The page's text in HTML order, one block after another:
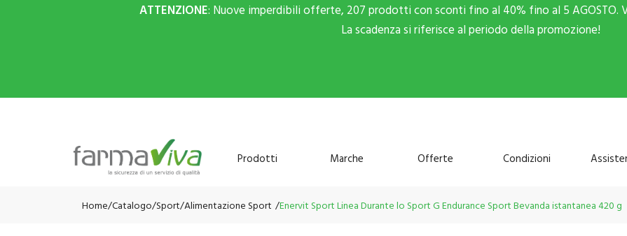
ATTENZIONE: Nuove imperdibili offerte, 207 prodotti con sconti fino al 40% fino al 5 AGOSTO.
La scadenza si riferisce al periodo della promozione!
Prodotti Marche Offerte Condizioni
Home Catalogo/Sport/Alimentazione Sport Enervit Sport Linea Durante lo Sport G Endurance Sport Bevanda istantanea 420 g